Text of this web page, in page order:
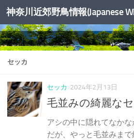
コンテンツへスキップ
セッカ
セッカ 2024年2月13日
毛並みの綺麗なセ
アシの中に隠れてなか
だが、やっと毛並みまで